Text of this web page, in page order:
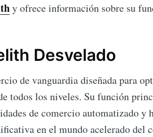
y ofrece información sobre su
Desvelado
de vanguardia diseñada para
todos los niveles. Su función
de comercio automatizado y
en el mundo acelerado del